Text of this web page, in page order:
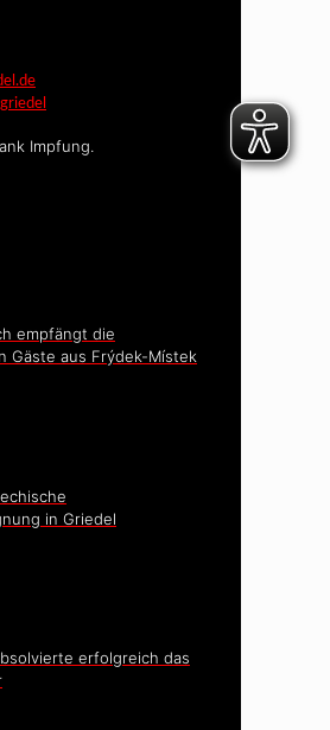
Impfung.
empfängt die
Gäste aus Frýdek-Místek
in Griedel
erfolgreich das